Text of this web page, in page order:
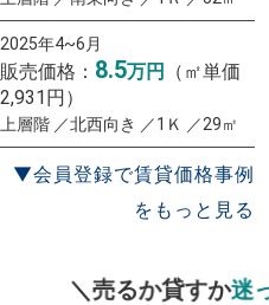
2025年4~6月
販売価格： 8.5万円
（㎡単価
2,931円）
上層階 ／北西向き ／1Ｋ ／29㎡
▼会員登録で賃貸価格事例
をもっと見る
＼売るか貸すか迷